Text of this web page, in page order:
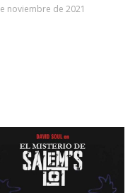
noviembre de 2021